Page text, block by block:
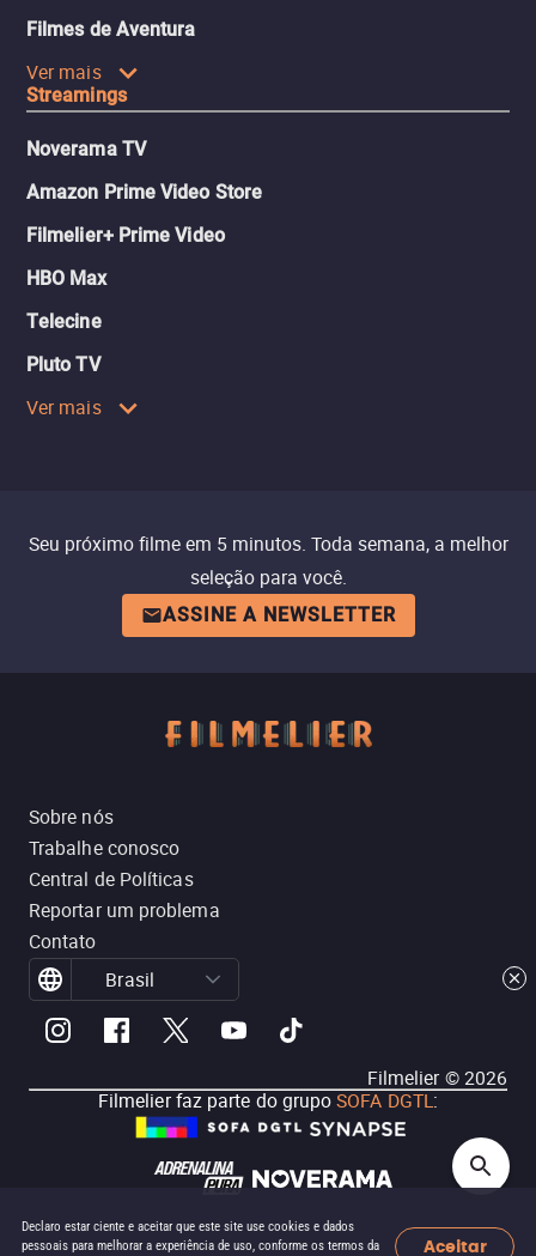
Declaro estar ciente e aceitar que este site use cookies e dados
pessoais para melhorar a experiência de uso, conforme os termos da
Aceitar
Filmes de Aventura
Ver mais
Streamings
Noverama TV
Amazon Prime Video Store
Filmelier+ Prime Video
HBO Max
Telecine
Pluto TV
Ver mais
Seu próximo filme em 5 minutos. Toda semana, a melhor
seleção para você.
ASSINE A NEWSLETTER
Sobre nós
Trabalhe conosco
Central de Políticas
Reportar um problema
Contato
Brasil
Filmelier ©2026
Filmelier faz parte do grupoSOFA DGTL: